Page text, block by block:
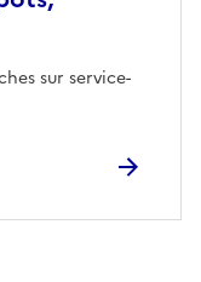
sur service-